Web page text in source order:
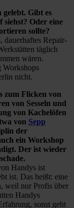
Gibt es
Oder eine
sollte?
dauerhaftes Repair-
täglich
wären.
Workshops
nicht.
zum Flicken von
von Sesseln und
von Kachelöfen
von Sepp
der
ein Workshop
Der ist wieder
Handys ist
ist. Das heißt: eine
weil nur Profis über
Handys
sonst geht